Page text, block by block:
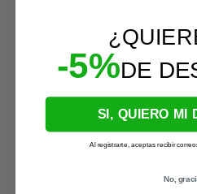
-5%DE
SI, QUIERO MI
Al registrarte, aceptas recibir
No,